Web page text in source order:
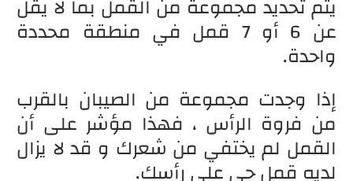
يتم تحديد مجموعة من القمل بما لا يقل
عن 6 أو 7 قمل في منطقة محددة
واحدة.
إذا وجدت مجموعة من الصيبان بالقرب
من فروة الرأس ، فهذا مؤشر على أن
القمل لم يختفي من شعرك و قد لا يزال
لديه قمل حي على رأسك.